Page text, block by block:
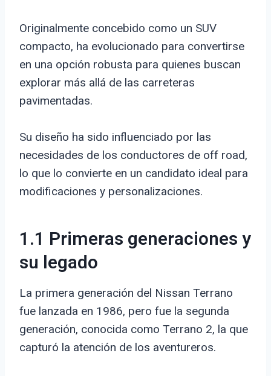
Originalmente concebido como un SUV
compacto, ha evolucionado para convertirse
en una opción robusta para quienes buscan
explorar más allá de las carreteras
pavimentadas.
Su diseño ha sido influenciado por las
necesidades de los conductores de off road,
lo que lo convierte en un candidato ideal para
modificaciones y personalizaciones.
1.1 Primeras generaciones y
su legado
La primera generación del Nissan Terrano
fue lanzada en 1986, pero fue la segunda
generación, conocida como Terrano 2, la que
capturó la atención de los aventureros.